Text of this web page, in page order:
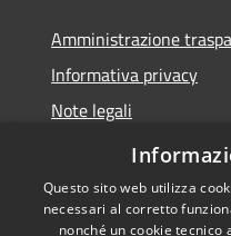
Amministrazione
Informativa privacy
Note legali
Dichiarazione di
Questo sito web utilizza
necessari al corretto
nonché un cookie